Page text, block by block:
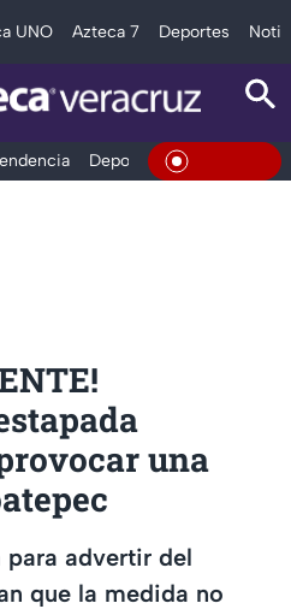
UNO Azteca 7 Deportes
Deportes Espectáculos
En Vivo
una
para advertir del
que la medida no